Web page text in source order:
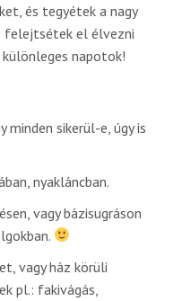
és tegyétek a nagy
el élvezni
napotok!
minden sikerül-e, úgy is
nyakláncban.
vagy bázisugráson
vagy ház körüli
pl.: fakivágás,